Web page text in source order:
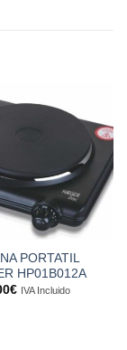
PORTATIL
HP01B012A
€ IVA Incluido